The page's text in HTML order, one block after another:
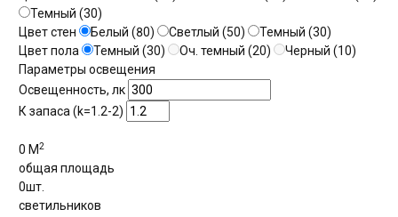
Темный (30)
Цвет стен
Белый (80) Светлый (50)
Темный (30)
Цвет пола
Темный (30) Оч. темный (20)
Черный (10)
Параметры освещения
Освещенность, лк
К запаса (k=1.2-2)
0 М2
общая площадь
0шт.
светильников